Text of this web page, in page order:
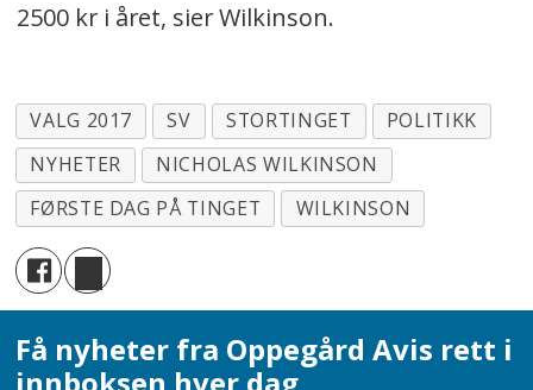
2500 kr i året, sier Wilkinson.
VALG 2017 SV STORTINGET
POLITIKK
NYHETER
NICHOLAS WILKINSON
FØRSTE DAG PÅ TINGET
WILKINSON
Få nyheter fra Oppegård Avis rett i